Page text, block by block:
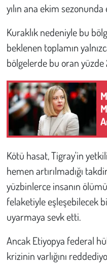
yılın ana ekim sezonunda
Kuraklık nedeniyle bu
beklenen toplamın
bölgelerde bu oran
Kötü hasat, Tigray'in
hemen artırılmadığı
yüzbinlerce insanın
felaketiyle eşleşebilecek
uyarmaya sevk etti.
Ancak Etiyopya federal
krizinin varlığını